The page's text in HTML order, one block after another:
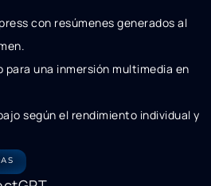
con resúmenes generados al
una inmersión multimedia en
según el rendimiento individual y